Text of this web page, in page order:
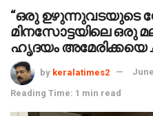
“ഒരു ഉഴുന്നുവടയുടെ
മിനസോട്ടയിലെ ഒരു
ഹൃദയം അമേരിക്കയെ
by keralatimes2
Reading Time: 1 min read